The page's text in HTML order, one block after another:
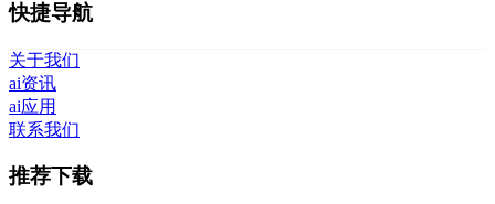
快捷导航
关于我们
ai资讯
ai应用
联系我们
推荐下载